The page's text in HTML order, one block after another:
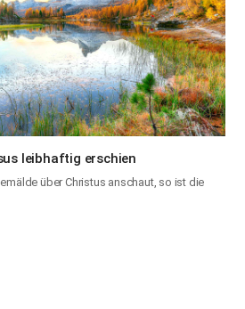
leibhaftig erschien
über Christus anschaut, so ist die